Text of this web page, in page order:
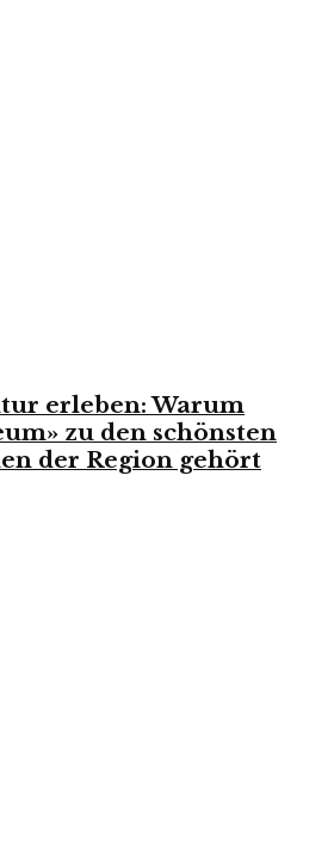
erleben: Warum
zu den schönsten
der Region gehört